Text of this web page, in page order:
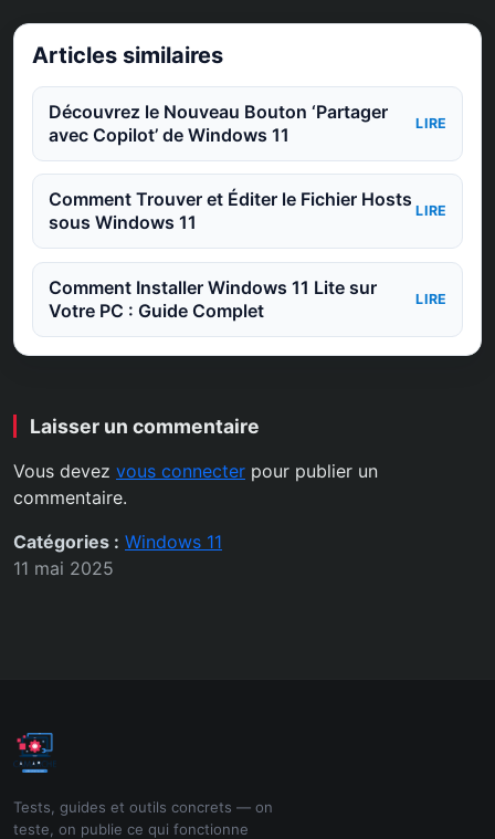
Articles similaires
Découvrez le Nouveau Bouton ‘Partager
avec Copilot’ de Windows 11
LIRE
Comment Trouver et Éditer le Fichier Hosts
sous Windows 11
LIRE
Comment Installer Windows 11 Lite sur
Votre PC : Guide Complet
LIRE
Laisser un commentaire
Vous devez vous connecter pour publier un
commentaire.
Catégories : Windows 11
11 mai 2025
Tests, guides et outils concrets — on
teste, on publie ce qui fonctionne